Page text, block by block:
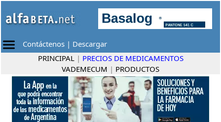
Contáctenos | Descargar
PRINCIPAL | PRECIOS DE MEDICAMENTOS
VADEMECUM | PRODUCTOS